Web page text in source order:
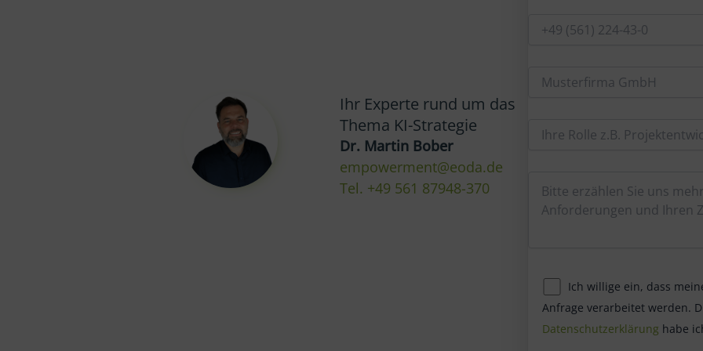
Ihr Experte rund um das
Thema KI-Strategie
Dr. Martin Bober
empowerment@eoda.de
Tel. +49 561 87948-370
Ich willige ein, dass
Anfrage verarbeitet werden.
Datenschutzerklärung habe